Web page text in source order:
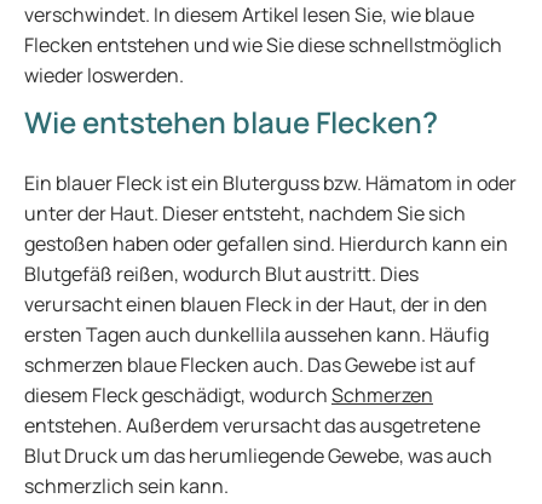
verschwindet. In diesem Artikel lesen Sie, wie blaue
Flecken entstehen und wie Sie diese schnellstmöglich
wieder loswerden.
Wie entstehen blaue Flecken?
Ein blauer Fleck ist ein Bluterguss bzw. Hämatom in oder
unter der Haut. Dieser entsteht, nachdem Sie sich
gestoßen haben oder gefallen sind. Hierdurch kann ein
Blutgefäß reißen, wodurch Blut austritt. Dies
verursacht einen blauen Fleck in der Haut, der in den
ersten Tagen auch dunkellila aussehen kann. Häufig
schmerzen blaue Flecken auch. Das Gewebe ist auf
diesem Fleck geschädigt, wodurchSchmerzen
entstehen. Außerdem verursacht das ausgetretene
Blut Druck um das herumliegende Gewebe, was auch
schmerzlich sein kann.